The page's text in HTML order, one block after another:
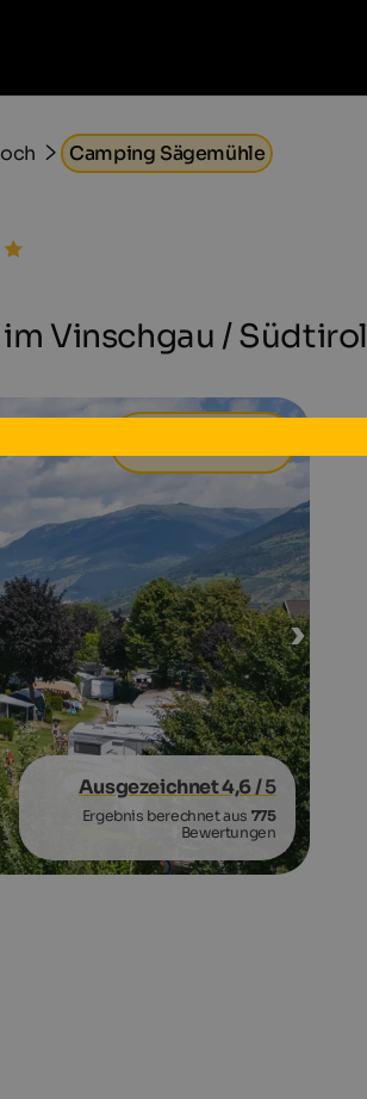
Camping Sägemühle
Vinschgau / Südtirol
Ausgezeichnet 4,6/ 5
Ergebnis berechnet aus 775
Bewertungen